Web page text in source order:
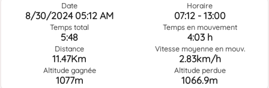
Date
8/30/2024 05:12 AM
Temps total
5:48
Distance
11.47Km
Altitude gagnée
1077m
Horaire
07:12 - 13:00
Temps en mouvement
4:03 h
Vitesse moyenne en mouv.
2.83km/h
Altitude perdue
1066.9m